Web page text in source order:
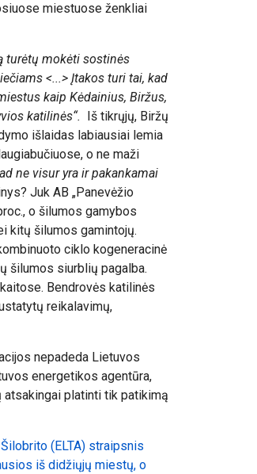
miestuose ženkliai
turėtų mokėti sostinės
<...> Įtakos turi tai, kad
kaip Kėdainius, Biržus,
katilinės“. Iš tikrųjų, Biržų
išlaidas labiausiai lemia
o ne maži
ne visur yra ir pakankamai
Juk AB „Panevėžio
o šilumos gamybos
kitų šilumos gamintojų.
ciklo kogeneracinė
šilumos siurblių pagalba.
Bendrovės katilinės
reikalavimų,
nepadeda Lietuvos
energetikos agentūra,
platinti tik patikimą
(ELTA) straipsnis
iš didžiųjų miestų, o